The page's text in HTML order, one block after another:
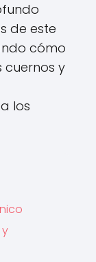
de este
cómo
y
los